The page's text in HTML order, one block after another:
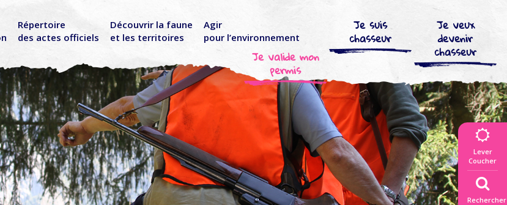
Répertoire
des actes officiels
Découvrir la faune
et les territoires
Agir
pour l’environnement
Je veux
devenir
chasseur
Je suis
chasseur
Je valide mon
permis
Lever
Coucher
Rechercher